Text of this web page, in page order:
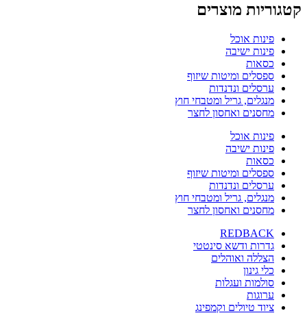
קטגוריות מוצרים
פינות אוכל
פינות ישיבה
כסאות
ספסלים ומיטות שיזוף
ערסלים ונדנדות
מנגלים, גריל ומטבחי חוץ
מחסנים ואחסון לחצר
פינות אוכל
פינות ישיבה
כסאות
ספסלים ומיטות שיזוף
ערסלים ונדנדות
מנגלים, גריל ומטבחי חוץ
מחסנים ואחסון לחצר
REDBACK
גדרות ודשא סינטטי
הצללה ואוהלים
כלי גינון
סולמות ועגלות
ערוגות
ציוד טיולים וקמפינג